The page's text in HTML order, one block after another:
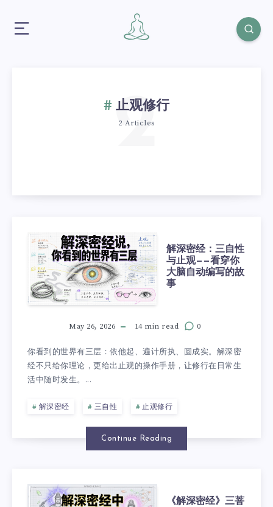
止观修行
2 Articles
2
解深密经：三自性
与止观——看穿你
大脑自动编写的故
事
May 26, 2026 14 min read 0
你看到的世界有三层：依他起、遍计所执、圆成实。解深密
经不只给你理论，更给出止观的操作手册，让修行在日常生
活中随时发生。...
解深密经 三自性 止观修行
Continue Reading
《解深密经》三菩